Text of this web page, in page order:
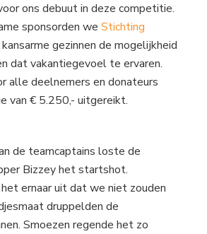
ons debuut in deze competitie.
sponsorden we Stichting
gezinnen de mogelijkheid
dat vakantiegevoel te ervaren.
alle deelnemers en donateurs
van € 5.250,- uitgereikt.
de teamcaptains loste de
Bizzey het startshot.
ernaar uit dat we niet zouden
druppelden de
Smoezen regende het zo